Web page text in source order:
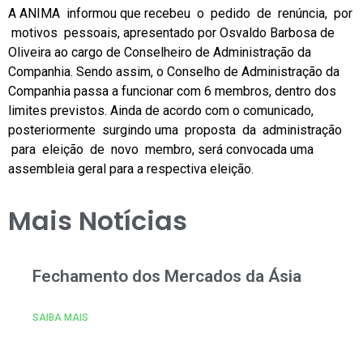
A ANIMA informou que recebeu o pedido de renúncia, por
motivos pessoais, apresentado por Osvaldo Barbosa de
Oliveira ao cargo de Conselheiro de Administração da
Companhia. Sendo assim, o Conselho de Administração da
Companhia passa a funcionar com 6 membros, dentro dos
limites previstos. Ainda de acordo com o comunicado,
posteriormente surgindo uma proposta da administração
para eleição de novo membro, será convocada uma
assembleia geral para a respectiva eleição.
Mais Notícias
Fechamento dos Mercados da Ásia
SAIBA MAIS